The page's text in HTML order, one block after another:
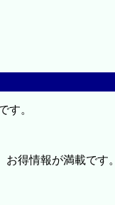
す。
得情報が満載です。